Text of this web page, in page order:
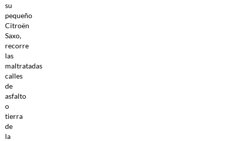
su
pequeño
Citroën
Saxo,
recorre
las
maltratadas
calles
de
asfalto
o
tierra
de
la